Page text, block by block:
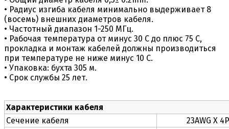
• Радиус изгиба кабеля минимально выдерживает 8
(восемь) внешних диаметров кабеля.
• Частотный диапазон 1-250 МГц.
• Рабочая температура от минус 30 С до плюс 75 C,
прокладка и монтаж кабелей должны производиться
при температуре не ниже минус 10 С.
• Упаковка: бухта 305 м.
• Срок службы 25 лет.
Характеристики кабеля
Сечение кабеля
23AWG X 4P